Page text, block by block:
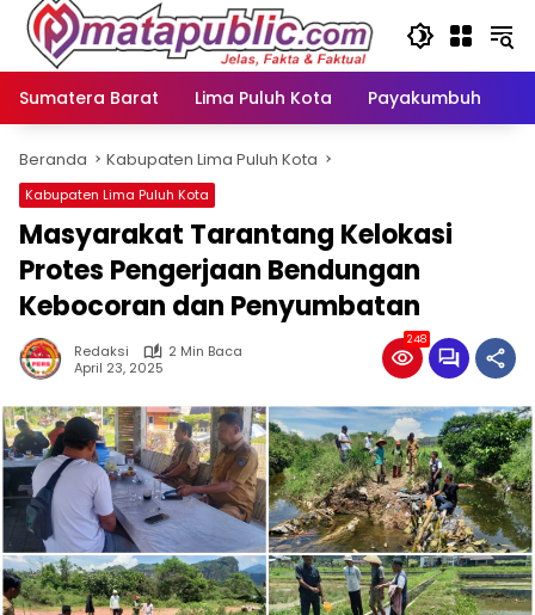
Langsung
konten
Sumatera Barat
Lima Puluh Kota Payakumbuh
Beranda Kabupaten Lima Puluh Kota
Kabupaten Lima Puluh Kota
Masyarakat Tarantang Kelokasi
Protes Pengerjaan Bendungan
Kebocoran dan Penyumbatan
Redaksi
2 Min Baca
April 23, 2025
248